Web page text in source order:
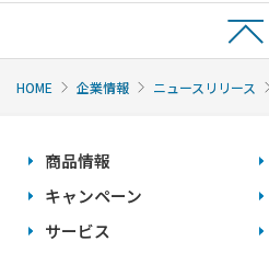
HOME 企業情報 ニュースリリース
商品情報
キャンペーン
サービス